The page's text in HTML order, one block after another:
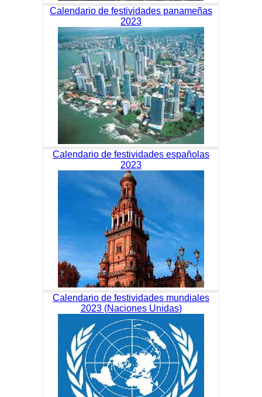
Calendario de festividades panameñas
2023
Calendario de festividades españolas
2023
Calendario de festividades mundiales
2023 (Naciones Unidas)